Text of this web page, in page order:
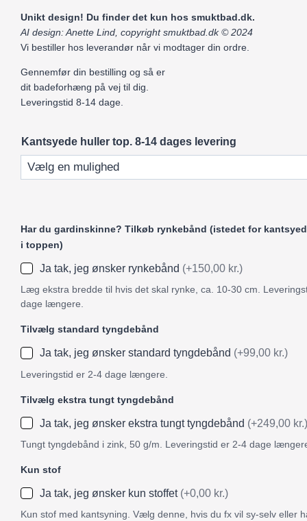
Unikt design! Du finder det kun hos smuktbad.dk.
AI design: Anette Lind, copyright smuktbad.dk © 2024
Vi bestiller hos leverandør når vi modtager din ordre.
Gennemfør din bestilling og så er
dit badeforhæng på vej til dig.
Leveringstid 8-14 dage.
Kantsyede huller top. 8-14 dages levering
Har du gardinskinne? Tilkøb rynkebånd (istedet for
i toppen)
Ja tak, jeg ønsker rynkebånd (+150,00 kr.)
Læg ekstra bredde til hvis det skal rynke, ca. 10-30 cm.
dage længere.
Tilvælg standard tyngdebånd
Ja tak, jeg ønsker standard tyngdebånd (+99,00 kr.)
Leveringstid er 2-4 dage længere.
Tilvælg ekstra tungt tyngdebånd
Ja tak, jeg ønsker ekstra tungt tyngdebånd (+249,00 kr.)
Tungt tyngdebånd i zink, 50 g/m. Leveringstid er 2-4 dage
Kun stof
Ja tak, jeg ønsker kun stoffet (+0,00 kr.)
Kun stof med kantsyning. Vælg denne, hvis du fx vil sy-selv eller